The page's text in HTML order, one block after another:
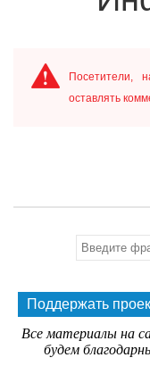
Посетители,
оставлять
Поддержать
Все материалы на
будем